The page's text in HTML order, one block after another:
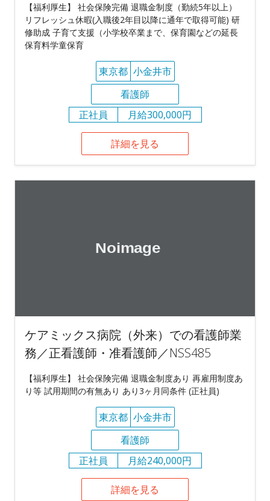
【福利厚生】 社会保険完備 退職金制度（勤続5年以上）
リフレッシュ休暇(入職後2年目以降に通年で取得可能) 研
修助成 子育て支援（小学校卒業まで、保育園などの延長
保育料学童保育
東京都 小金井市
看護師
正社員
月給300,000円
詳細を見る
ケアミックス病院（外来）での看護師業
務／正看護師・准看護師／NSS485
【福利厚生】 社会保険完備 退職金制度あり 再雇用制度あ
り等 試用期間の有無あり あり3ヶ月同条件 (正社員)
東京都 小金井市
看護師
正社員
月給240,000円
詳細を見る